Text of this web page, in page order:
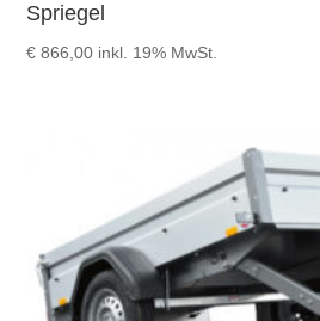
Spriegel
€ 866,00 inkl. 19% MwSt.